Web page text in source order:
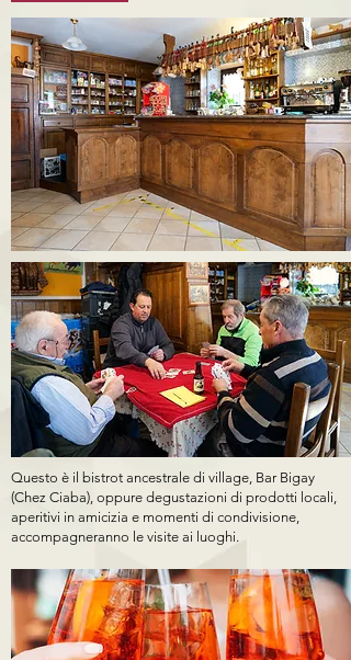
Questo è il bistrot ancestrale di village, Bar Bigay
(Chez Ciaba), oppure degustazioni di prodotti locali,
aperitivi in amicizia e momenti di condivisione,
accompagneranno le visite ai luoghi.